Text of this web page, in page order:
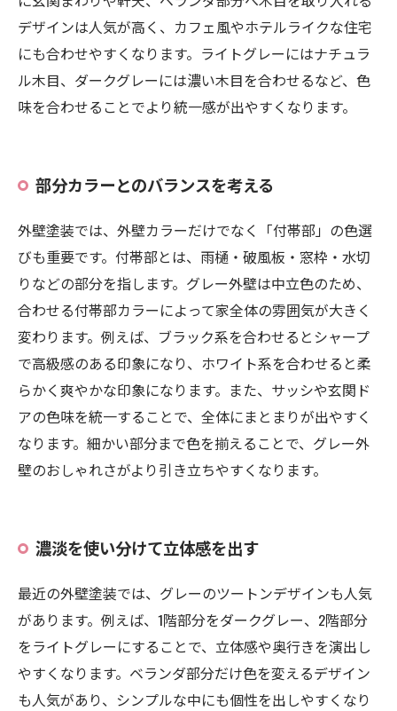
デザインは人気が高く、カフェ風やホテルライクな住宅
にも合わせやすくなります。ライトグレーにはナチュラ
ル木目、ダークグレーには濃い木目を合わせるなど、色
味を合わせることでより統一感が出やすくなります。
部分カラーとのバランスを考える
外壁塗装では、外壁カラーだけでなく「付帯部」の色選
びも重要です。付帯部とは、雨樋・破風板・窓枠・水切
りなどの部分を指します。グレー外壁は中立色のため、
合わせる付帯部カラーによって家全体の雰囲気が大きく
変わります。例えば、ブラック系を合わせるとシャープ
で高級感のある印象になり、ホワイト系を合わせると柔
らかく爽やかな印象になります。また、サッシや玄関ド
アの色味を統一することで、全体にまとまりが出やすく
なります。細かい部分まで色を揃えることで、グレー外
壁のおしゃれさがより引き立ちやすくなります。
濃淡を使い分けて立体感を出す
最近の外壁塗装では、グレーのツートンデザインも人気
があります。例えば、1階部分をダークグレー、2階部分
をライトグレーにすることで、立体感や奥行きを演出し
やすくなります。ベランダ部分だけ色を変えるデザイン
も人気があり、シンプルな中にも個性を出しやすくなり